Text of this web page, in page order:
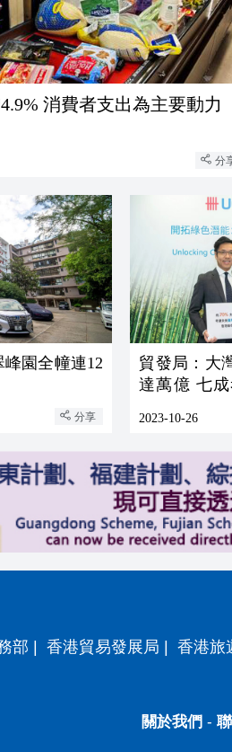
消費者支出為主要動力
分
峰園全幢連12
分享
貿發局：大
達萬億 七
2023-10-26
部 香港貿易發展局 香港旅
關於我們 -